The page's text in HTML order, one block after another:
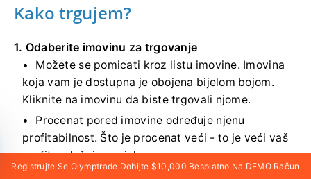
Kako trgujem?
1. Odaberite imovinu za trgovanje
Možete se pomicati kroz listu imovine. Imovina
koja vam je dostupna je obojena bijelom bojom.
Kliknite na imovinu da biste trgovali njome.
Procenat pored imovine određuje njenu
profitabilnost. Što je procenat veći - to je veći vaš
profit u slučaju uspjeha.
Registrujte Se Olymptrade Dobijte $10,000 Besplatno Na DEMO Račun